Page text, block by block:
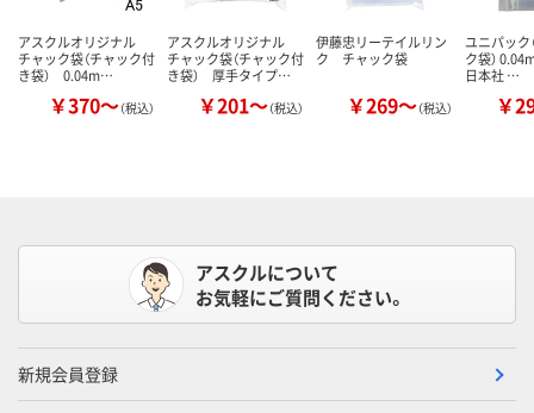
アスクルオリジナル
チャック袋（チャック付
き袋） 0.04m…
￥370～（税込）
アスクルオリジナル
チャック袋（チャック付
き袋） 厚手タイプ…
￥201～（税込）
伊藤忠リーテイルリン
ク チャック袋
￥269～（税込）
ユニパック
ク袋）
日本社 …
￥
アスクルについて
お気軽にご質問ください。
新規会員登録